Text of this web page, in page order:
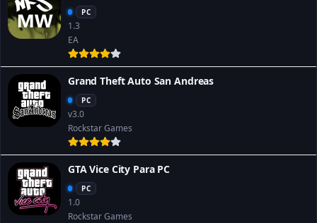
PC
1.3
EA
Grand Theft Auto San Andreas
PC
v3.0
Rockstar Games
GTA Vice City Para PC
PC
1.0
Rockstar Games